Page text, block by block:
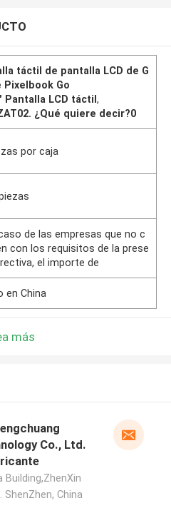
táctil de pantalla LCD de G
Pixelbook Go
Pantalla LCD táctil,
¿Qué quiere decir?0
por caja
de las empresas que no c
con los requisitos de la prese
el importe de
en China
más
Co., Ltd.
Building,ZhenXin
ShenZhen, China